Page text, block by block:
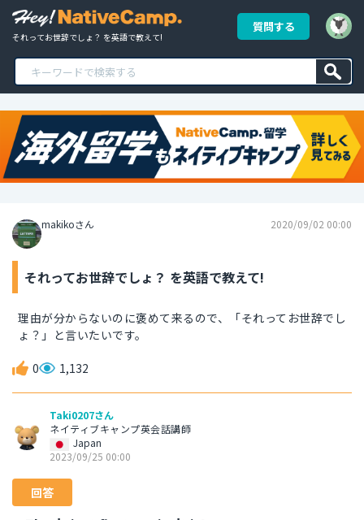
それってお世辞でしょ？ を英語で教えて!
質問する
makikoさん 2020/09/02 00:00
それってお世辞でしょ？ を英語で教えて!
理由が分からないのに褒めて来るので、「それってお世辞でし
ょ？」と言いたいです。
0 1,132
Taki0207さん
ネイティブキャンプ英会話講師
Japan
2023/09/25 00:00
回答